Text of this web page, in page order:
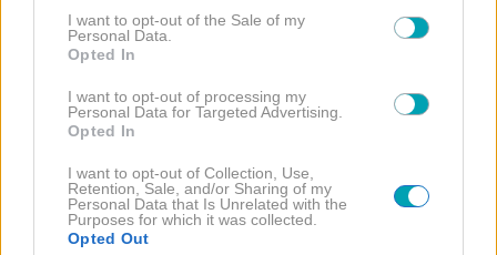
consent section.
I want to opt-out of the Sale of my
Personal Data.
Opted In
I want to opt-out of processing my
Personal Data for Targeted Advertising.
Opted In
I want to opt-out of Collection, Use,
Retention, Sale, and/or Sharing of my
Personal Data that Is Unrelated with the
Purposes for which it was collected.
Opted Out
NEWS